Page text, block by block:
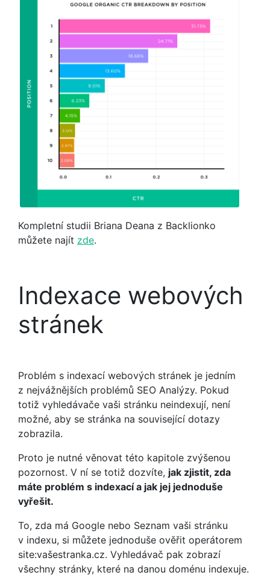
Kompletní studii Briana Deana z Backlionko
můžete najít zde.
Indexace webových
stránek
Problém s indexací webových stránek je jedním
z nejvážnějších problémů SEO Analýzy. Pokud
totiž vyhledávače vaši stránku neindexují, není
možné, aby se stránka na související dotazy
zobrazila.
Proto je nutné věnovat této kapitole zvýšenou
pozornost. V ní se totiž dozvíte, jak zjistit, zda
máte problém s indexací a jak jej jednoduše
vyřešit.
To, zda má Google nebo Seznam vaši stránku
v indexu, si můžete jednoduše ověřit operátorem
site:vašestranka.cz. Vyhledávač pak zobrazí
všechny stránky, které na danou doménu indexuje.